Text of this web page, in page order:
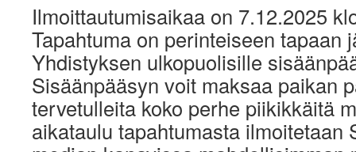
Ilmoittautumisaikaa on 7.12.2025
Tapahtuma on perinteiseen tapaan
Yhdistyksen ulkopuolisille
Sisäänpääsyn voit maksaa paikan
tervetulleita koko perhe piikikkäitä
aikataulu tapahtumasta ilmoitetaan